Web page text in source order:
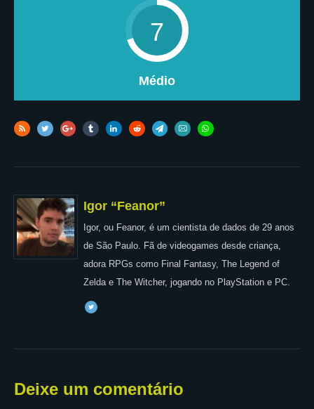
7
Médio
Igor “Feanor”
Igor, ou Feanor, é um cientista de dados de 29 anos
de São Paulo. Fã de videogames desde criança,
adora RPGs como Final Fantasy, The Legend of
Zelda e The Witcher, jogando no PlayStation e PC.
Deixe um comentário